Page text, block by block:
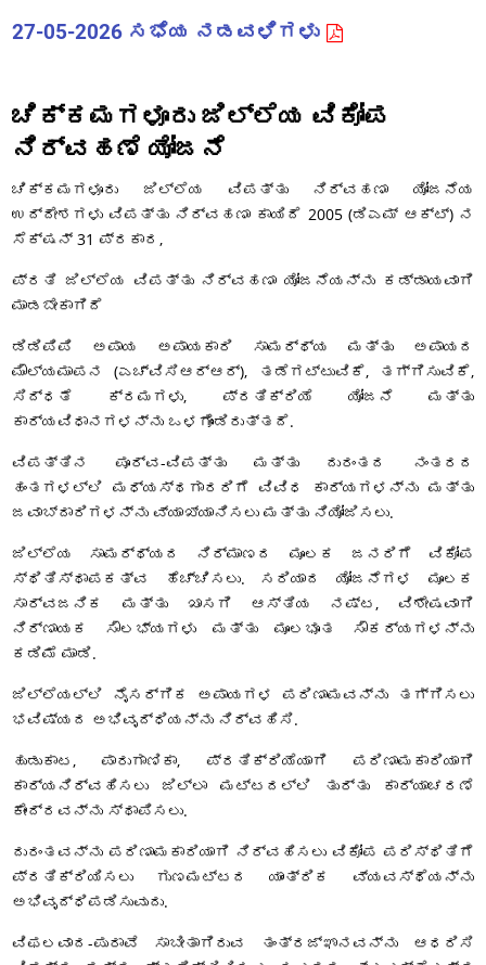
27-05-2026 ಸಭೆಯ ನಡವಳಿಗಳು
ಚಿಕ್ಕಮಗಳೂರು ಜಿಲ್ಲೆಯ ವಿಕೋಪ
ನಿರ್ವಹಣೆ ಯೋಜನೆ
ಚಿಕ್ಕಮಗಳೂರು ಜಿಲ್ಲೆಯ ವಿಪತ್ತು ನಿರ್ವಹಣಾ ಯೋಜನೆಯ
ಉದ್ದೇಶಗಳು ವಿಪತ್ತು ನಿರ್ವಹಣಾ ಕಾಯಿದೆ 2005 (ಡಿಎಮ್ ಆಕ್ಟ್) ನ
ಸೆಕ್ಷನ್ 31 ಪ್ರಕಾರ,
ಪ್ರತಿ ಜಿಲ್ಲೆಯ ವಿಪತ್ತು ನಿರ್ವಹಣಾ ಯೋಜನೆಯನ್ನು ಕಡ್ಡಾಯವಾಗಿ
ಮಾಡಬೇಕಾಗಿದೆ
ಡಿಡಿಪಿಪಿ ಅಪಾಯ ಅಪಾಯಕಾರಿ ಸಾಮರ್ಥ್ಯ ಮತ್ತು ಅಪಾಯದ
ಮೌಲ್ಯಮಾಪನ (ಎಚ್ವಿಸಿಆರ್ಆರ್), ತಡೆಗಟ್ಟುವಿಕೆ, ತಗ್ಗಿಸುವಿಕೆ,
ಸಿದ್ಧತೆ ಕ್ರಮಗಳು, ಪ್ರತಿಕ್ರಿಯೆ ಯೋಜನೆ ಮತ್ತು
ಕಾರ್ಯವಿಧಾನಗಳನ್ನು ಒಳಗೊಂಡಿರುತ್ತದೆ.
ವಿಪತ್ತಿನ ಪೂರ್ವ-ವಿಪತ್ತು ಮತ್ತು ದುರಂತದ ನಂತರದ
ಹಂತಗಳಲ್ಲಿ ಮಧ್ಯಸ್ಥಗಾರರಿಗೆ ವಿವಿಧ ಕಾರ್ಯಗಳನ್ನು ಮತ್ತು
ಜವಾಬ್ದಾರಿಗಳನ್ನು ವ್ಯಾಖ್ಯಾನಿಸಲು ಮತ್ತು ನಿಯೋಜಿಸಲು.
ಜಿಲ್ಲೆಯ ಸಾಮರ್ಥ್ಯದ ನಿರ್ಮಾಣದ ಮೂಲಕ ಜನರಿಗೆ ವಿಕೋಪ
ಸ್ಥಿತಿಸ್ಥಾಪಕತ್ವ ಹೆಚ್ಚಿಸಲು. ಸರಿಯಾದ ಯೋಜನೆಗಳ ಮೂಲಕ
ಸಾರ್ವಜನಿಕ ಮತ್ತು ಖಾಸಗಿ ಆಸ್ತಿಯ ನಷ್ಟ, ವಿಶೇಷವಾಗಿ
ನಿರ್ಣಾಯಕ ಸೌಲಭ್ಯಗಳು ಮತ್ತು ಮೂಲಭೂತ ಸೌಕರ್ಯಗಳನ್ನು
ಕಡಿಮೆ ಮಾಡಿ.
ಜಿಲ್ಲೆಯಲ್ಲಿ ನೈಸರ್ಗಿಕ ಅಪಾಯಗಳ ಪರಿಣಾಮವನ್ನು ತಗ್ಗಿಸಲು
ಭವಿಷ್ಯದ ಅಭಿವೃದ್ಧಿಯನ್ನು ನಿರ್ವಹಿಸಿ.
ಹುಡುಕಾಟ, ಪಾರುಗಾಣಿಕಾ, ಪ್ರತಿಕ್ರಿಯೆಯಾಗಿ ಪರಿಣಾಮಕಾರಿಯಾಗಿ
ಕಾರ್ಯನಿರ್ವಹಿಸಲು ಜಿಲ್ಲಾ ಮಟ್ಟದಲ್ಲಿ ತುರ್ತು ಕಾರ್ಯಾಚರಣೆ
ಕೇಂದ್ರವನ್ನು ಸ್ಥಾಪಿಸಲು.
ದುರಂತವನ್ನು ಪರಿಣಾಮಕಾರಿಯಾಗಿ ನಿರ್ವಹಿಸಲು ವಿಕೋಪ ಪರಿಸ್ಥಿತಿಗೆ
ಪ್ರತಿಕ್ರಿಯಿಸಲು ಗುಣಮಟ್ಟದ ಯಾಂತ್ರಿಕ ವ್ಯವಸ್ಥೆಯನ್ನು
ಅಭಿವೃದ್ಧಿಪಡಿಸುವುದು.
ವಿಫಲವಾದ-ಪುರಾವೆ ಸಾಬೀತಾಗಿರುವ ತಂತ್ರಜ್ಞಾನವನ್ನು ಆಧರಿಸಿ